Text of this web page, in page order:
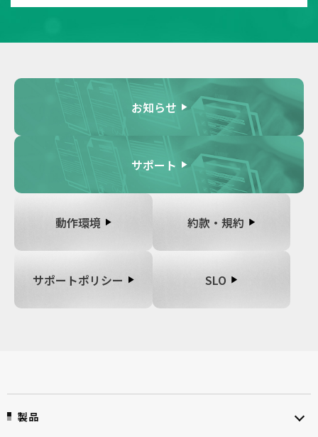
お知らせ
サポート
動作環境 約款・規約
サポートポリシー SLO
製品